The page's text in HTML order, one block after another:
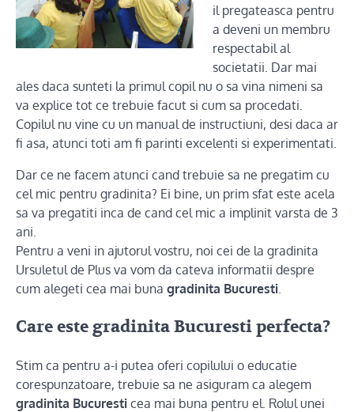
il pregateasca pentru
a deveni un membru
respectabil al
societatii. Dar mai
ales daca sunteti la primul copil nu o sa vina nimeni sa
va explice tot ce trebuie facut si cum sa procedati.
Copilul nu vine cu un manual de instructiuni, desi daca ar
fi asa, atunci toti am fi parinti excelenti si experimentati.
Dar ce ne facem atunci cand trebuie sa ne pregatim cu
cel mic pentru gradinita? Ei bine, un prim sfat este acela
sa va pregatiti inca de cand cel mic a implinit varsta de 3
ani.
Pentru a veni in ajutorul vostru, noi cei de la gradinita
Ursuletul de Plus va vom da cateva informatii despre
cum alegeti cea mai buna gradinita Bucuresti
Care este gradinita Bucuresti perfecta?
Stim ca pentru a-i putea oferi copilului o educatie
corespunzatoare, trebuie sa ne asiguram ca alegem
gradinita Bucuresti cea mai buna pentru el. Rolul unei